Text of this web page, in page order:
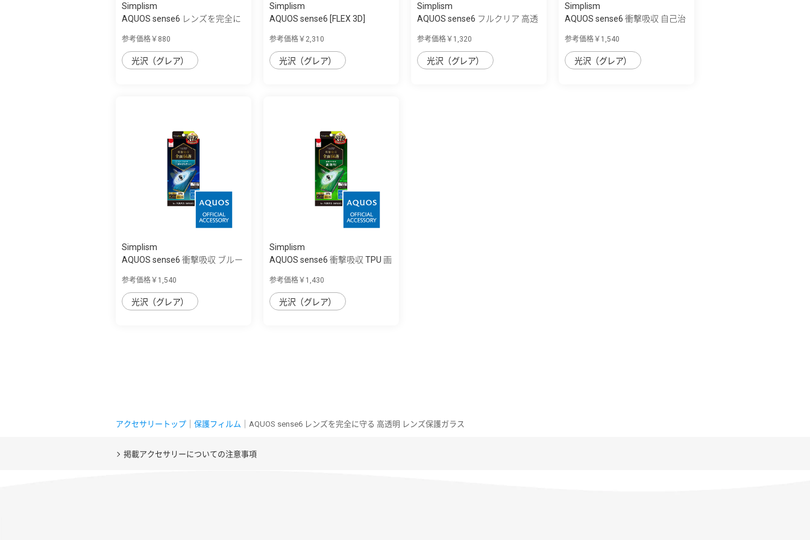
Simplism
AQUOS sense6 レンズを完全に
参考価格￥880
光沢（グレア）
Simplism
AQUOS sense6 [FLEX 3D]
参考価格￥2,310
光沢（グレア）
Simplism
AQUOS sense6 フルクリア 高透
参考価格￥1,320
光沢（グレア）
Simplism
AQUOS sense6 衝撃吸収 自己治
参考価格￥1,540
光沢（グレア）
Simplism
AQUOS sense6 衝撃吸収 ブルー
参考価格￥1,540
光沢（グレア）
Simplism
AQUOS sense6 衝撃吸収 TPU 画
参考価格￥1,430
光沢（グレア）
アクセサリートップ 保護フィルム ｜AQUOS sense6 レンズを完全に守る 高透明 レンズ保護ガラス
掲載アクセサリーについての注意事項